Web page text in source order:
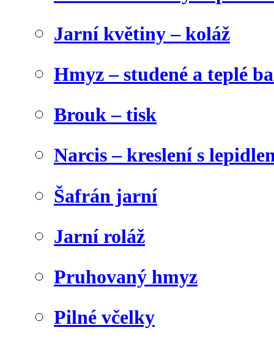
Jarní květiny – koláž
Hmyz – studené a teplé
Brouk – tisk
Narcis – kreslení s
Šafrán jarní
Jarní roláž
Pruhovaný hmyz
Pilné včelky